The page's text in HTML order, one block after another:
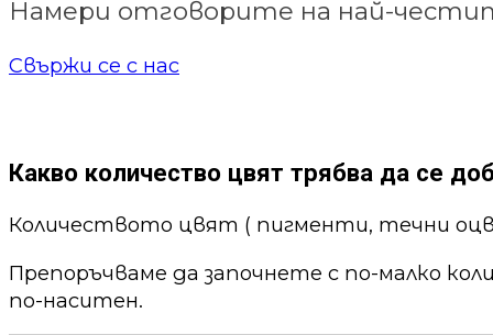
Намери отговорите на най-
Свържи се с нас
Какво количество цвят трябва да се
Количеството цвят ( пигменти, течни
Препоръчваме да започнете с по-малко
по-наситен.